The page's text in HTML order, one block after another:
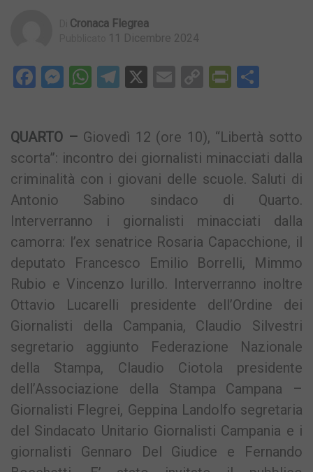
Cronaca Flegrea
11 Dicembre 2024
Facebook
Messenger
WhatsApp
Telegram
X EmailCopy
QUARTO – Giovedì 12 (ore 10), “Libertà sotto
scorta”: incontro dei giornalisti minacciati dalla
criminalità con i giovani delle scuole. Saluti di
Antonio Sabino sindaco di Quarto.
Interverranno i giornalisti minacciati dalla
camorra: l’ex senatrice Rosaria Capacchione, il
deputato Francesco Emilio Borrelli, Mimmo
Rubio e Vincenzo Iurillo. Interverranno inoltre
Ottavio Lucarelli presidente dell’Ordine dei
Giornalisti della Campania, Claudio Silvestri
segretario aggiunto Federazione Nazionale
della Stampa, Claudio Ciotola presidente
dell’Associazione della Stampa Campana –
Giornalisti Flegrei, Geppina Landolfo segretaria
del Sindacato Unitario Giornalisti Campania e i
giornalisti Gennaro Del Giudice e Fernando